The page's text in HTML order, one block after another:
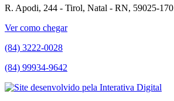
R. Apodi, 244 - Tirol, Natal - RN, 59025-170
Ver como chegar
(84) 3222-0028
(84) 99934-9642